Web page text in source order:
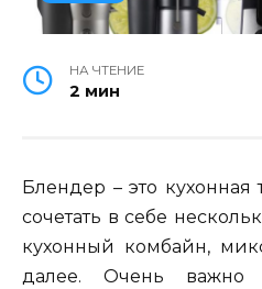
НА ЧТЕНИЕ
2 мин
Блендер – это кухонная
сочетать в себе
кухонный комбайн,
далее. Очень важно